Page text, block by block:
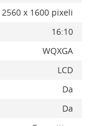
2560 x 1600 pixeli
16:10
WQXGA
LCD
Da
Da